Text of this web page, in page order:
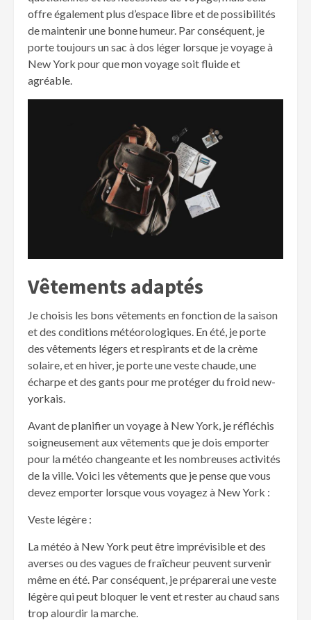
offre également plus d’espace libre et de possibilités
de maintenir une bonne humeur. Par conséquent, je
porte toujours un sac à dos léger lorsque je voyage à
New York pour que mon voyage soit fluide et
agréable.
Vêtements adaptés
Je choisis les bons vêtements en fonction de la saison
et des conditions météorologiques. En été, je porte
des vêtements légers et respirants et de la crème
solaire, et en hiver, je porte une veste chaude, une
écharpe et des gants pour me protéger du froid new-
yorkais.
Avant de planifier un voyage à New York, je réfléchis
soigneusement aux vêtements que je dois emporter
pour la météo changeante et les nombreuses activités
de la ville. Voici les vêtements que je pense que vous
devez emporter lorsque vous voyagez à New York :
Veste légère :
La météo à New York peut être imprévisible et des
averses ou des vagues de fraîcheur peuvent survenir
même en été. Par conséquent, je préparerai une veste
légère qui peut bloquer le vent et rester au chaud sans
trop alourdir la marche.